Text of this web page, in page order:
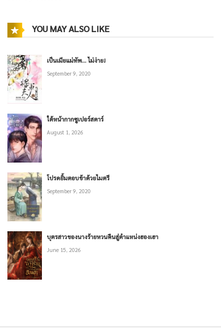
YOU MAY ALSO LIKE
เป็นเมียแม่ทัพ… ไม่ง่าย!
September 9, 2020
ใต้หน้ากากซูเปอร์สตาร์
August 1, 2026
โปรดยิ้มตอบข้าด้วยไมตรี
September 9, 2020
บุตรสาวของนางร้ายหวนคืนสู่ตำแหน่งฮองเฮา
June 15, 2026